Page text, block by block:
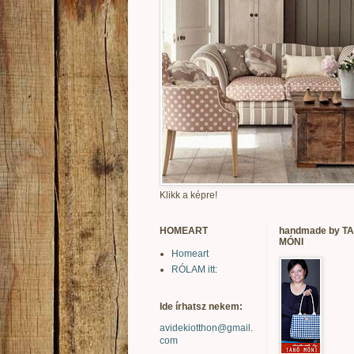
Klikk a képre!
HOMEART
Homeart
RÓLAM itt:
Ide írhatsz nekem:
avidekiotthon@gmail.
com
handmade by
MÓNI